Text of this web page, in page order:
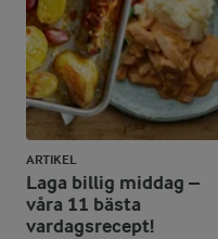
ARTIKEL
Laga billig middag –
våra 11 bästa
vardagsrecept!